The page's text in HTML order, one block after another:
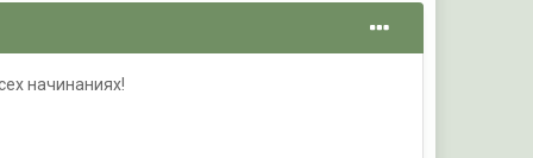
начинаниях!